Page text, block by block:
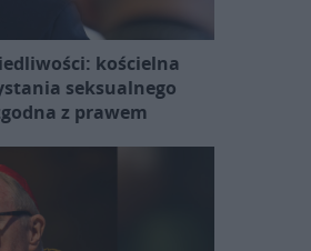
kościelna
seksualnego
z prawem